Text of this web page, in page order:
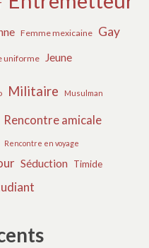
Femme mexicaine Gay
uniforme Jeune
Militaire Musulman
Rencontre amicale
Rencontre en voyage
Séduction Timide